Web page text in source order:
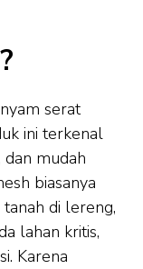
serat
ini terkenal
dan mudah
biasanya
di lereng,
lahan kritis,
Karena